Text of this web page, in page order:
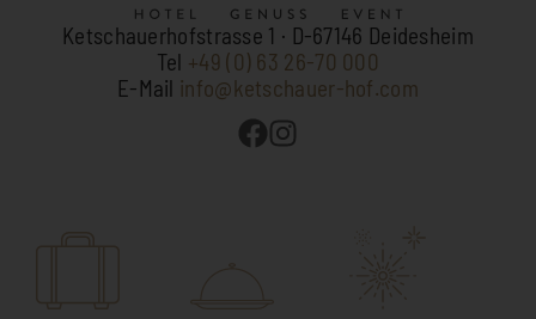
Ketschauerhofstrasse 1 · D-67146 Deidesheim
Tel +49 (0) 63 26-70 000
E-Mail info@ketschauer-hof.com